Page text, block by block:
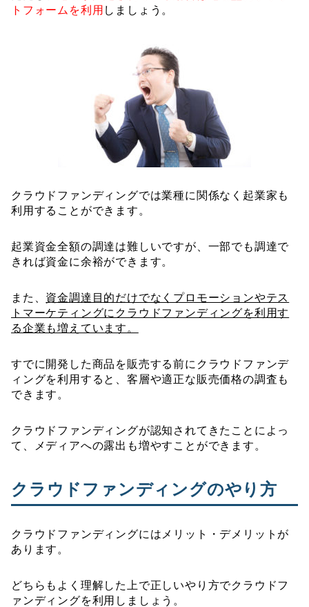
トフォームを利用 しましょう。
クラウドファンディングでは業種に関係なく起業家も
利用することができます。
起業資金全額の調達は難しいですが、一部でも調達で
きれば資金に余裕ができます。
また、 資金調達目的だけでなくプロモーションやテス
トマーケティングにクラウドファンディングを利用す
る企業も増えています。
すでに開発した商品を販売する前にクラウドファンデ
ィングを利用すると、客層や適正な販売価格の調査も
できます。
クラウドファンディングが認知されてきたことによっ
て、メディアへの露出も増やすことができます。
クラウドファンディングのやり方
クラウドファンディングにはメリット・デメリットが
あります。
どちらもよく理解した上で正しいやり方でクラウドフ
ァンディングを利用しましょう。